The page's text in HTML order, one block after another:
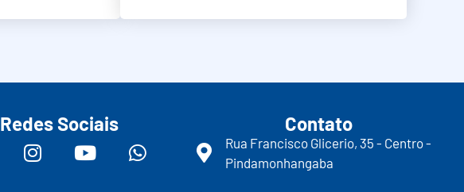
Redes Sociais Contato
Rua Francisco Glicerio, 35 - Centro -
Pindamonhangaba